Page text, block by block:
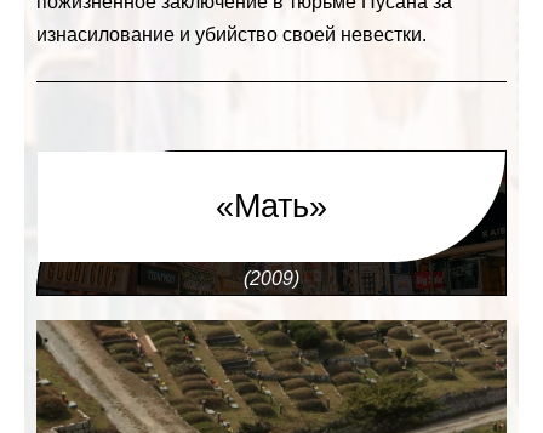
изнасилование и убийство своей невестки.
«Мать»
(2009)